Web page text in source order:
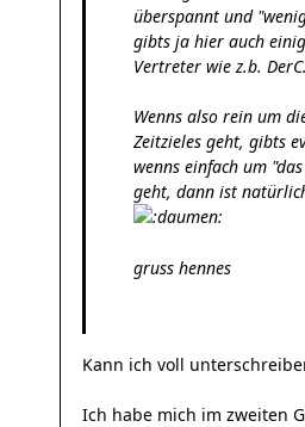
überspannt und
gibts ja hier auch
Vertreter wie z.b. DerC.
Wenns also rein um
Zeitzieles geht, gibts
wenns einfach um
geht, dann ist
gruss hennes
Kann ich voll
Ich habe mich im zweiten